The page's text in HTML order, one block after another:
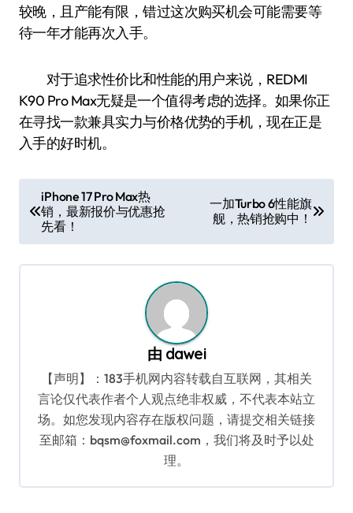
较晚，且产能有限，错过这次购买机会可能需要等
待一年才能再次入手。
对于追求性价比和性能的用户来说，REDMI
K90 Pro Max无疑是一个值得考虑的选择。如果你正
在寻找一款兼具实力与价格优势的手机，现在正是
入手的好时机。
章
导
航
iPhone 17 Pro Max热
销，最新报价与优惠抢
先看！
一加Turbo 6性能旗
舰，热销抢购中！
由 dawei
【声明】：183手机网内容转载自互联网，其相关
言论仅代表作者个人观点绝非权威，不代表本站立
场。如您发现内容存在版权问题，请提交相关链接
至邮箱：bqsm@foxmail.com，我们将及时予以处
理。